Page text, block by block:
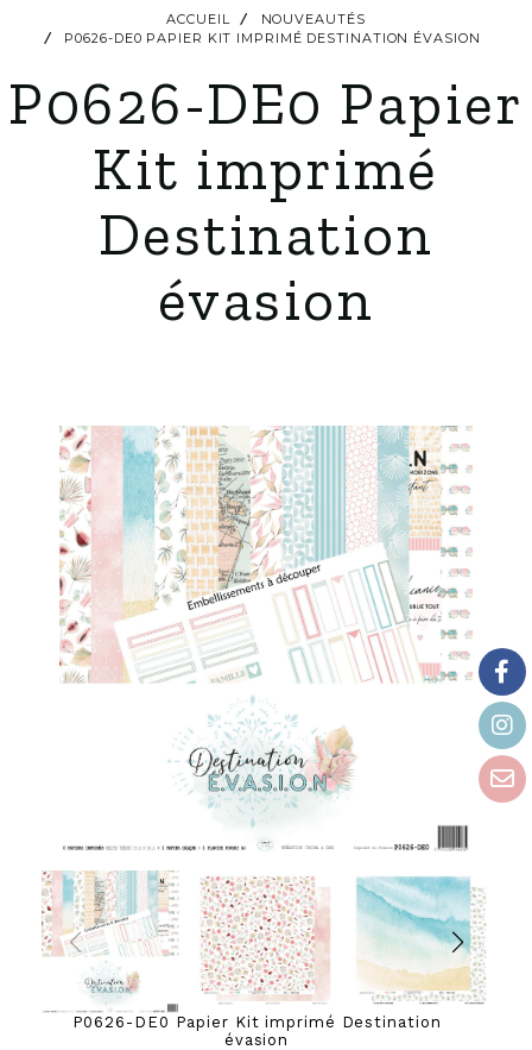
ACCUEIL
NOUVEAUTÉS
P0626-DE0 PAPIER KIT IMPRIMÉ DESTINATION ÉVASION
P0626-DE0 Papier
Kit imprimé
Destination
évasion
P0626-DE0 Papier Kit imprimé Destination
évasion